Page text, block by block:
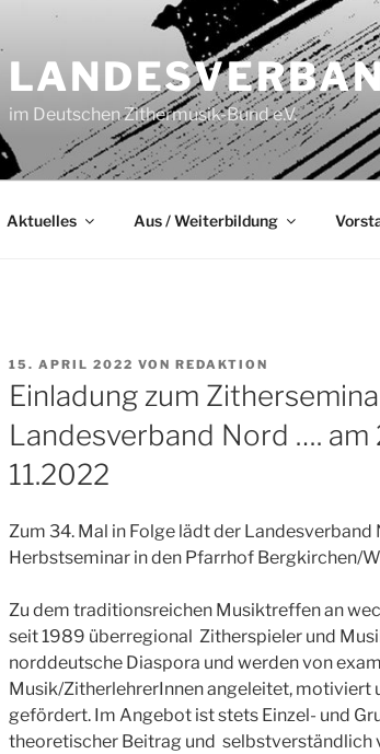
im Deutschen Zithermusik-Bund e.V.
Aktuelles Aus / Weiterbildung
VERÖFFENTLICHT
AM
15. APRIL 2022 VON REDAKTION
Einladung zum
Landesverband Nord …. am
11.2022
Zum 34. Mal in Folge lädt der Landesverband
Herbstseminar in den Pfarrhof Bergkirchen/
Zu dem traditionsreichen Musiktreffen an
seit 1989 überregional Zitherspieler und
norddeutsche Diaspora und werden von
Musik/ZitherlehrerInnen angeleitet, motiviert
gefördert. Im Angebot ist stets Einzel- und
theoretischer Beitrag und selbstverständlich